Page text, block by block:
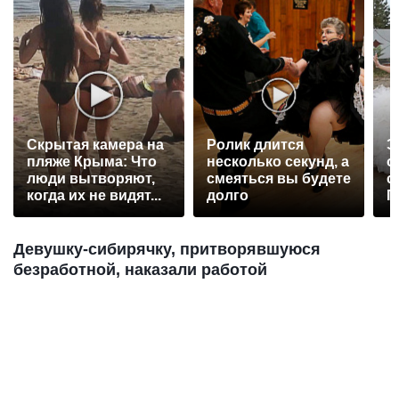
Скрытая камера на
пляже Крыма: Что
люди вытворяют,
когда их не видят...
Ролик длится
несколько секунд, а
смеяться вы будете
долго
Девушку-сибирячку, притворявшуюся
безработной, наказали работой